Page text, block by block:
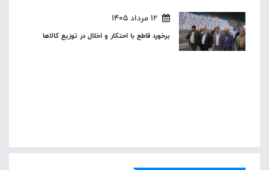
12 مرداد 1405
برخورد قاطع با احتکار و اخلال در توزیع کالاها